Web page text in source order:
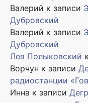
Валерий к записи
Дубровский
Валерий к записи
Дубровский
Лев Полыковский
Ворчун к записи
радиостанции
Инна к записи